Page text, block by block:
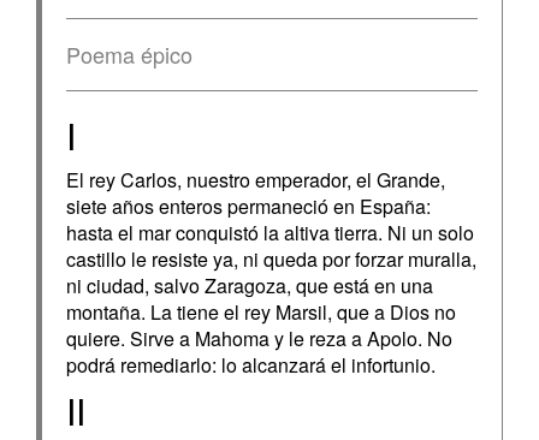
Poema épico
I
El rey Carlos, nuestro emperador, el Grande,
siete años enteros permaneció en España:
hasta el mar conquistó la altiva tierra. Ni un solo
castillo le resiste ya, ni queda por forzar muralla,
ni ciudad, salvo Zaragoza, que está en una
montaña. La tiene el rey Marsil, que a Dios no
quiere. Sirve a Mahoma y le reza a Apolo. No
podrá remediarlo: lo alcanzará el infortunio.
II